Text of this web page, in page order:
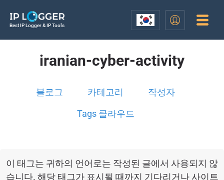
Best IP Logger & IP Tools
iranian-cyber-activity
블로그 카테고리 작성자
Tags 클라우드